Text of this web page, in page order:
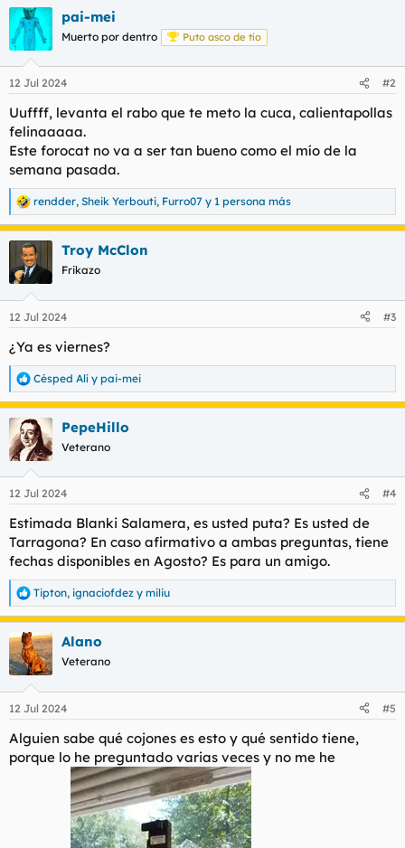
c
c
i
e
:
pai-mei
Muerto por dentro Puto asco de tío
12 Jul 2024 #2
Uuffff, levanta el rabo que te meto la cuca, calientapollas
felinaaaaa.
Este forocat no va a ser tan bueno como el mío de la
semana pasada.
R
e
a
c
i
e
rendder, Sheik Yerbouti, Furro07 y 1 persona más
Troy McClon
Frikazo
12 Jul 2024 #3
¿Ya es viernes?
R
e
a
c
c
i
e
:
Césped Alí y pai-mei
PepeHillo
Veterano
12 Jul 2024 #4
Estimada Blanki Salamera, es usted puta? Es usted de
Tarragona? En caso afirmativo a ambas preguntas, tiene
fechas disponibles en Agosto? Es para un amigo.
R
e
a
c
c
i
e
:
Tipton, ignaciofdez y miliu
Alano
Veterano
12 Jul 2024 #5
Alguien sabe qué cojones es esto y qué sentido tiene,
porque lo he preguntado varias veces y no me he